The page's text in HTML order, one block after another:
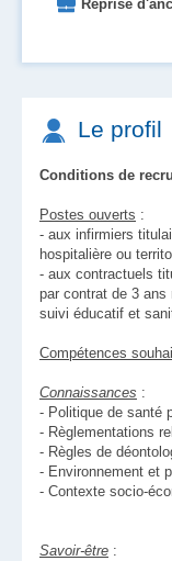
Reprise
Le profil
Conditions de
Postes ouverts :
- aux infirmiers
hospitalière ou
- aux contractuels
par contrat de 3 ans
suivi éducatif et
Compétences
Connaissances :
- Politique de santé
- Règlementations
- Règles de
- Environnement et
- Contexte socio-
Savoir-être :